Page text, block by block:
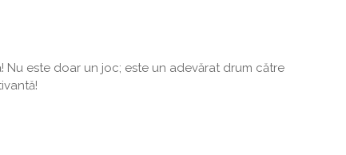
este doar un joc; este un adevărat drum către